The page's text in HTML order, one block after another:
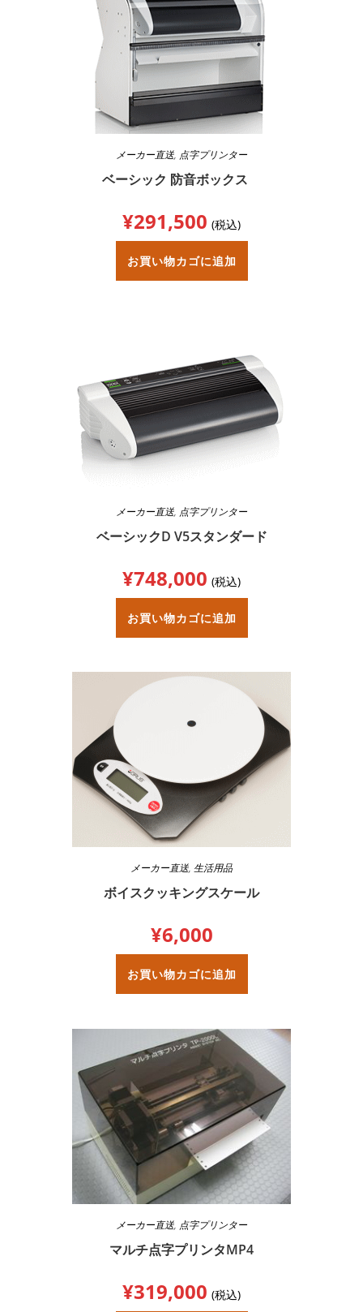
メーカー直送, 点字プリンター
ベーシック 防音ボックス
¥291,500 (税込)
お買い物カゴに追加
メーカー直送, 点字プリンター
ベーシックD V5スタンダード
¥748,000 (税込)
お買い物カゴに追加
メーカー直送, 生活用品
ボイスクッキングスケール
¥6,000
お買い物カゴに追加
メーカー直送, 点字プリンター
マルチ点字プリンタMP4
¥319,000 (税込)